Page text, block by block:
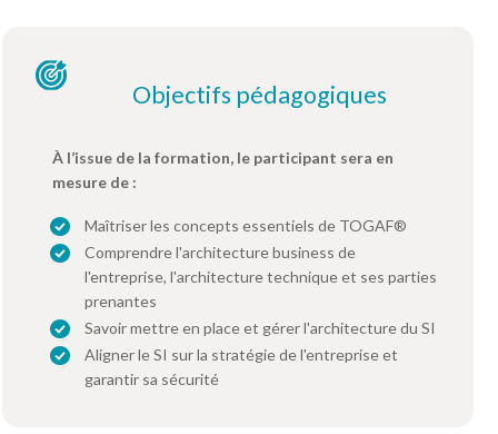
Objectifs pédagogiques
À l’issue de la formation, le participant sera en
mesure de :
Maîtriser les concepts essentiels de TOGAF®
Comprendre l'architecture business de
l'entreprise, l'architecture technique et ses parties
prenantes
Savoir mettre en place et gérer l'architecture du SI
Aligner le SI sur la stratégie de l'entreprise et
garantir sa sécurité